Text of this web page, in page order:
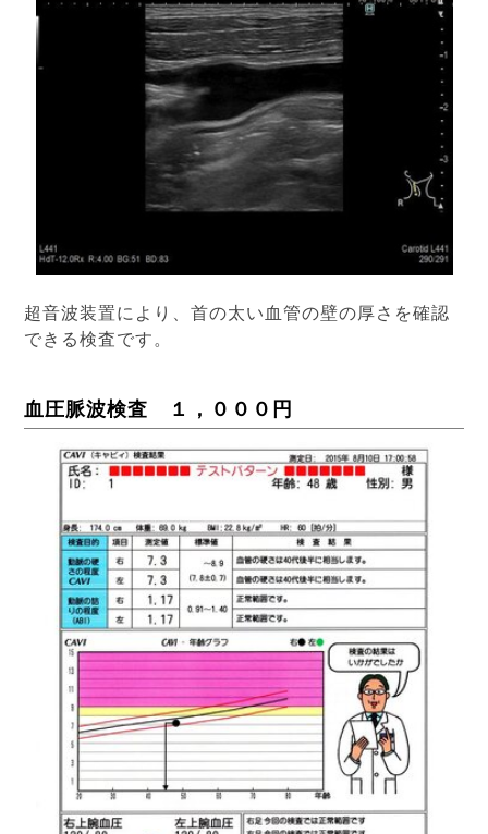
超音波装置により、首の太い血管の壁の厚さを確認
できる検査です。
血圧脈波検査 １，０００円